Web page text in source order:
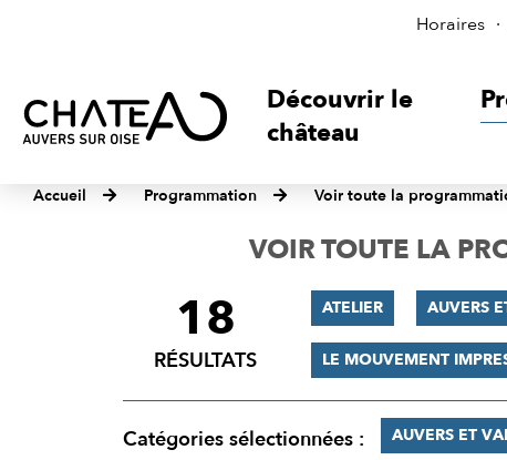
Horaires
Découvrir le
château
Accueil Programmation Voir toute la
VOIR TOUTE LA
FILTRER
RÉSULTATS
18
RÉSULTATS
ATELIER AUVERS
LE MOUVEMENT
Catégories sélectionnées : AUVERS ET